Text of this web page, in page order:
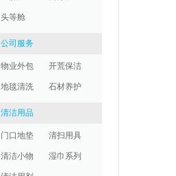
头等舱
公司服务
物业外包 开荒保洁
地毯清洗 石材养护
清洁用品
门口地垫 清扫用具
清洁小物 湿巾系列